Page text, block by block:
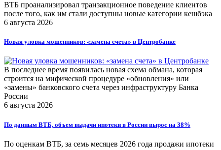
ВТБ проанализировал транзакционное поведение клиентов
после того, как им стали доступны новые категории кешбэка
6 августа 2026
Новая уловка мошенников: «замена счета» в Центробанке
В последнее время появилась новая схема обмана, которая
строится на мифической процедуре «обновления» или
«замены» банковского счета через инфраструктуру Банка
России
6 августа 2026
По данным ВТБ, объем выдачи ипотеки в России вырос на 38%
По оценкам ВТБ, за семь месяцев 2026 года продажи ипотеки